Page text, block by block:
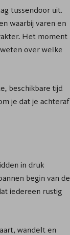
tussendoor uit.
waarbij varen en
Het moment
over welke
beschikbare tijd
je dat je achteraf
in druk
begin van de
iedereen rustig
wandelt en